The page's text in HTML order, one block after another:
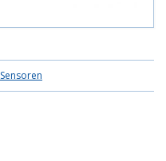
Sensoren